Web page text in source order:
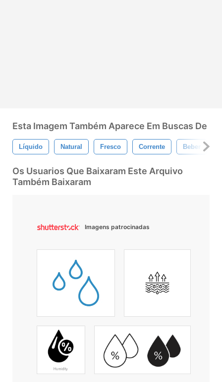
Esta Imagem Também Aparece Em Buscas De
Líquido Natural Fresco Corrente Beber
Os Usuarios Que Baixaram Este Arquivo
Também Baixaram
Imagens patrocinadas